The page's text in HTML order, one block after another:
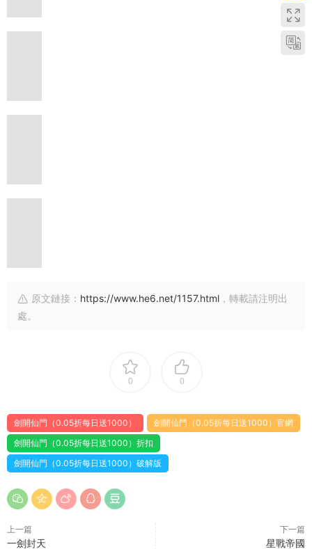
原文鏈接： https://www.he6.net/1157.html ，轉載請注明出
處。
0 0
劍開仙門（0.05折每日送1000）
劍開仙門（0.05折每日送1000）官網
劍開仙門（0.05折每日送1000）折扣
劍開仙門（0.05折每日送1000）破解版
上一篇
一劍封天
下一篇
星戰帝國